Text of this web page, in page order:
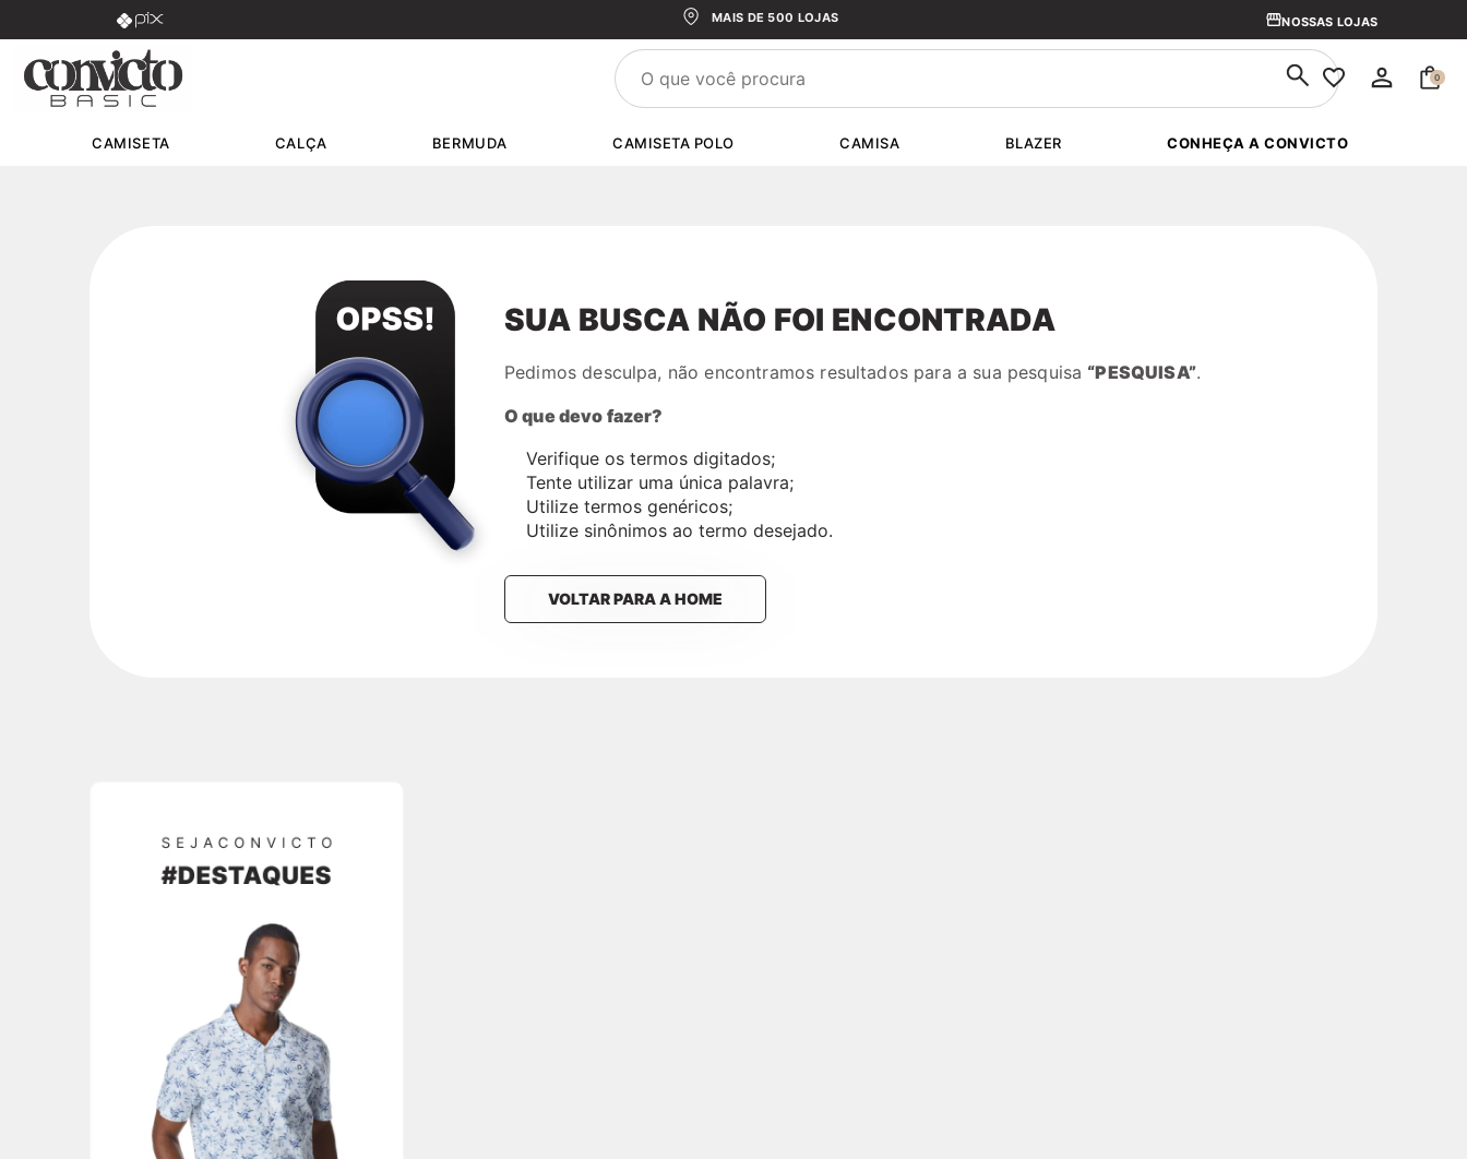
MAIS DE 500 LOJAS PRIMEIRA TROCA GRÁTISNOSSAS LOJAS
0
CAMISETA CALÇA BERMUDA CAMISETA POLO CAMISA BLAZER CONHEÇA A CONVICTO
SUA BUSCA NÃO FOI ENCONTRADA
Pedimos desculpa, não encontramos resultados para a sua pesquisa “PESQUISA”.
O que devo fazer?
Verifique os termos digitados;
Tente utilizar uma única palavra;
Utilize termos genéricos;
Utilize sinônimos ao termo desejado.
VOLTAR PARA A HOME